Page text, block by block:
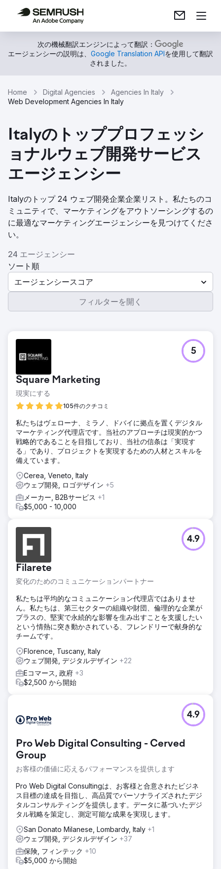
次の機械翻訳エンジンによって翻訳：
エージェンシーの説明は、 Google Translation APIを使用して翻訳
されました。
Home Digital Agencies
Agencies In Italy
Web Development Agencies In Italy
Italyのトッププロフェッシ
ョナルウェブ開発サービス
エージェンシー
Italyのトップ 24 ウェブ開発企業企業リスト。私たちのコ
ミュニティで、マーケティングをアウトソーシングするの
に最適なマーケティングエージェンシーを見つけてくださ
い。
24 エージェンシー
ソート順
エージェンシースコア
フィルターを開く
Square Marketing
現実にする
105件のクチコミ
5
私たちはヴェローナ、ミラノ、ドバイに拠点を置くデジタル
マーケティング代理店です。当社のアプローチは現実的かつ
戦略的であることを目指しており、当社の信条は「実現す
る」であり、プロジェクトを実現するための人材とスキルを
備えています。
Cerea, Veneto, Italy
ウェブ開発, ロゴデザイン +5
メーカー, B2Bサービス +1
$5,000 - 10,000
Filarete
変化のためのコミュニケーションパートナー
4.9
私たちは平均的なコミュニケーション代理店ではありませ
ん。私たちは、第三セクターの組織や財団、倫理的な企業が
プラスの、堅実で永続的な影響を生み出すことを支援したい
という情熱に突き動かされている、フレンドリーで献身的な
チームです。
Florence, Tuscany, Italy
ウェブ開発, デジタルデザイン +22
Eコマース, 政府 +3
$2,500 から開始
Pro Web Digital Consulting - Cerved
Group
お客様の価値に応えるパフォーマンスを提供します
4.9
Pro Web Digital Consultingは、お客様と合意されたビジネ
ス目標の達成を目指し、高品質でパーソナライズされたデジ
タルコンサルティングを提供します。データに基づいたデジ
タル戦略を策定し、測定可能な成果を実現します。
San Donato Milanese, Lombardy, Italy +1
ウェブ開発, デジタルデザイン +37
保険, フィンテック +10
$5,000 から開始